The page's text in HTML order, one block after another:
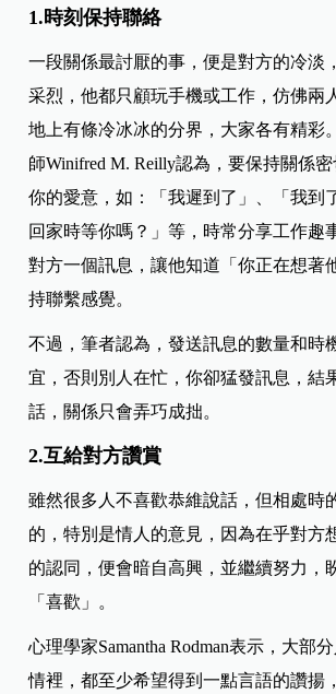
1.時刻保持聯絡
一段關係最討厭的事，便是對方的冷淡
采烈，他都只顧玩手機或工作，仿佛兩
地上有條冷冰冰的分界，大家各有精彩
師Winifred M. Reilly認為，要保持關係
你的愛意，如：「我遲到了」、「我到
回家時等你嗎？」等，時常分享工作趣
對方一個訊息，讓他知道「你正在想著
持聯繫感覺。
不過，筆者認為，發送訊息的數量和時
宜，否則別人在忙，你卻猛發訊息，結
話，關係只會弄巧成拙。
2.互給對方讚賞
雖然很多人不喜歡恭維說話，但相處時
的，特別是情人的意見，因為在乎對方
的認同，便會暗自高興，並繼續努力，
「喜歡」。
心理學家Samantha Rodman表示，大部
情裡，都至少希望得到一點言語的讚揚